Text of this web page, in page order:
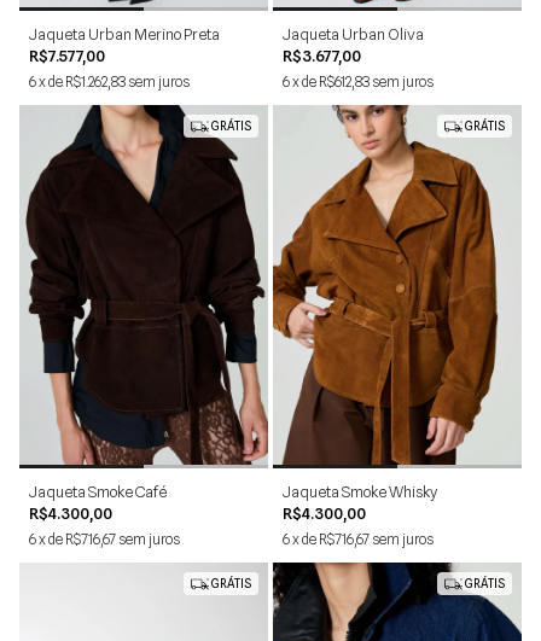
Jaqueta Urban Merino Preta
R$7.577,00
6xde R$1.262,83 sem juros
Jaqueta Urban Oliva
R$3.677,00
6xde R$612,83 sem juros
GRÁTIS
Jaqueta Smoke Café
R$4.300,00
6xde R$716,67 sem juros
M G
GRÁTIS
Jaqueta Smoke Whisky
R$4.300,00
6xde R$716,67 sem juros
GRÁTIS GRÁTIS